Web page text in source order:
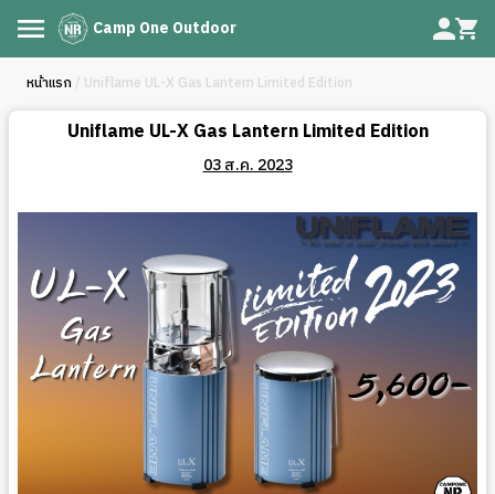
Camp One Outdoor
หน้าแรก / Uniflame UL-X Gas Lantern Limited Edition
Uniflame UL-X Gas Lantern Limited Edition
03 ส.ค. 2023